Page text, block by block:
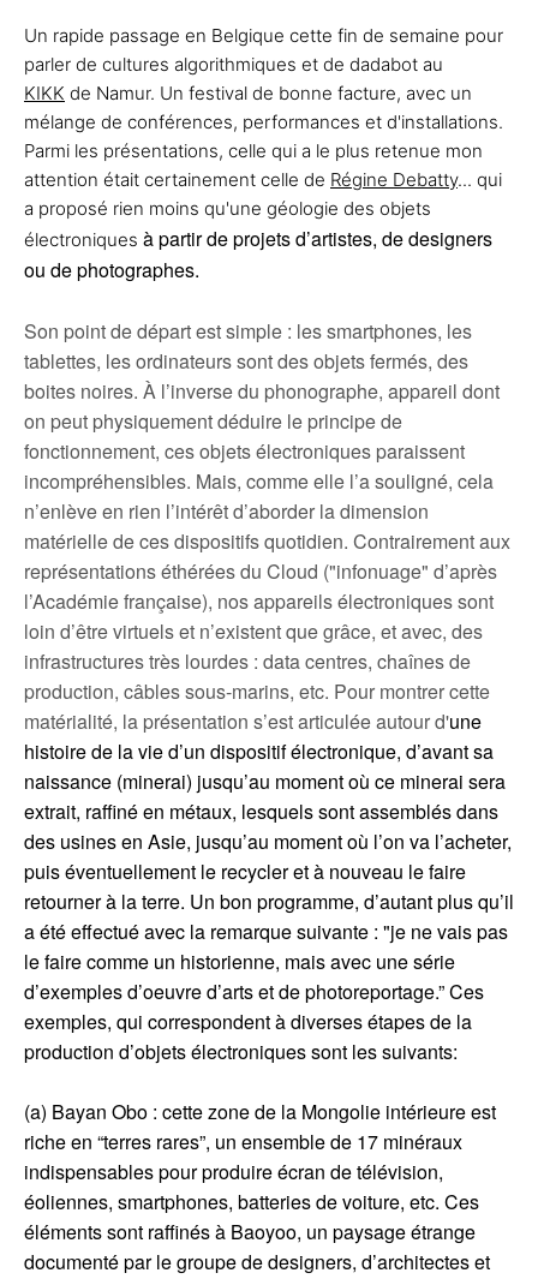
Un rapide passage en Belgique cette fin de semaine pour
parler de cultures algorithmiques et de dadabot au
KIKK de Namur. Un festival de bonne facture, avec un
mélange de conférences, performances et d'installations.
Parmi les présentations, celle qui a le plus retenue mon
attention était certainement celle de Régine Debatty... qui
a proposé rien moins qu'une géologie des objets
électroniques à partir de projets d’artistes, de designers
ou de photographes.
Son point de départ est simple : les smartphones, les
tablettes, les ordinateurs sont des objets fermés, des
boites noires. À l’inverse du phonographe, appareil dont
on peut physiquement déduire le principe de
fonctionnement, ces objets électroniques paraissent
incompréhensibles. Mais, comme elle l’a souligné, cela
n’enlève en rien l’intérêt d’aborder la dimension
matérielle de ces dispositifs quotidien. Contrairement aux
représentations éthérées du Cloud ("infonuage" d’après
l’Académie française), nos appareils électroniques sont
loin d’être virtuels et n’existent que grâce, et avec, des
infrastructures très lourdes : data centres, chaînes de
production, câbles sous-marins, etc. Pour montrer cette
matérialité, la présentation s’est articulée autour d'une
histoire de la vie d’un dispositif électronique, d’avant sa
naissance (minerai) jusqu’au moment où ce minerai sera
extrait, raffiné en métaux, lesquels sont assemblés dans
des usines en Asie, jusqu’au moment où l’on va l’acheter,
puis éventuellement le recycler et à nouveau le faire
retourner à la terre. Un bon programme, d’autant plus qu’il
a été effectué avec la remarque suivante : "je ne vais pas
le faire comme un historienne, mais avec une série
d’exemples d’oeuvre d’arts et de photoreportage.” Ces
exemples, qui correspondent à diverses étapes de la
production d’objets électroniques sont les suivants:
(a) Bayan Obo : cette zone de la Mongolie intérieure est
riche en “terres rares”, un ensemble de 17 minéraux
indispensables pour produire écran de télévision,
éoliennes, smartphones, batteries de voiture, etc. Ces
éléments sont raffinés à Baoyoo, un paysage étrange
documenté par le groupe de designers, d’architectes et